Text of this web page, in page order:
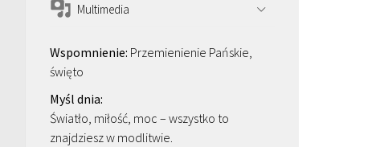
Multimedia
Przemienienie Pańskie,
święto
Światło, miłość, moc – wszystko to
znajdziesz w modlitwie.